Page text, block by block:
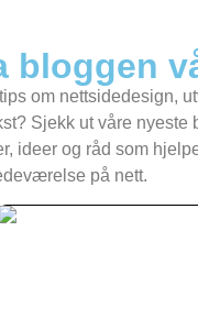
bloggen
om nettsidedesign,
Sjekk ut våre nyeste
ideer og råd som
på nett.